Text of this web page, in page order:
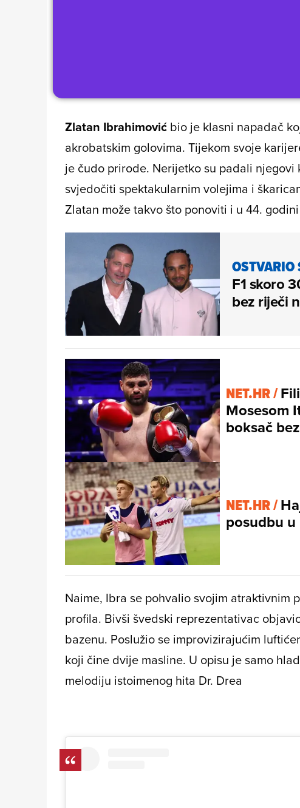
Zlatan Ibrahimović bio je klasni napadač
akrobatskim golovima. Tijekom svoje
je čudo prirode. Nerijetko su padali njegovi
svjedočiti spektakularnim volejima i
Zlatan može takvo što ponoviti i u 44.
OSTVARIO
F1 skoro
bez riječi
NET.HR /
Mosesom
boksač
NET.HR /
posudbu u
Naime, Ibra se pohvalio svojim atraktivnim
profila. Bivši švedski reprezentativac
bazenu. Poslužio se improvizirajućim
koji čine dvije masline. U opisu je samo
melodiju istoimenog hita Dr. Drea